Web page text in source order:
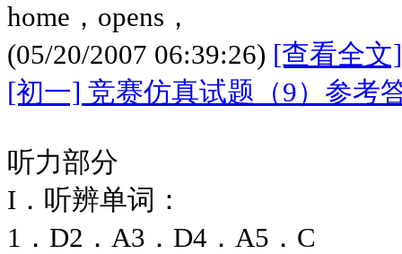
home，opens，
(05/20/2007 06:39:26) [查看全文]
[初一] 竞赛仿真试题（9）参考
听力部分
I．听辨单词：
1．D2．A3．D4．A5．C